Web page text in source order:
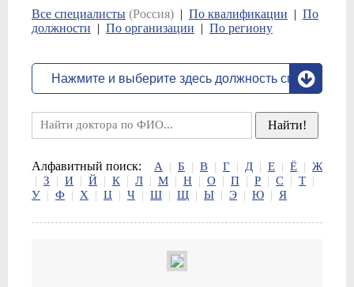
Все специалисты (Россия) | По квалификации | По
должности | По организации | По региону
Алфавитный поиск: А | Б | В | Г | Д | Е | Ё | Ж
| З | И | Й | К | Л | М | Н | О | П | Р | С | Т |
У | Ф | Х | Ц | Ч | Ш | Щ | Ы | Э | Ю | Я